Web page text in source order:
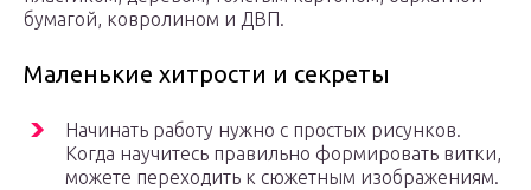
бумагой, ковролином и ДВП.
Маленькие хитрости и секреты
Начинать работу нужно с простых рисунков.
Когда научитесь правильно формировать витки,
можете переходить к сюжетным изображениям.